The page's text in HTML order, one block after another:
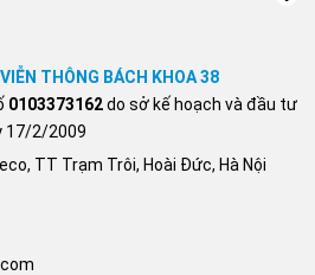
THÔNG BÁCH KHOA 38
0103373162do sở kế hoạch và đầu tư
17/2/2009
TT Trạm Trôi, Hoài Đức, Hà Nội